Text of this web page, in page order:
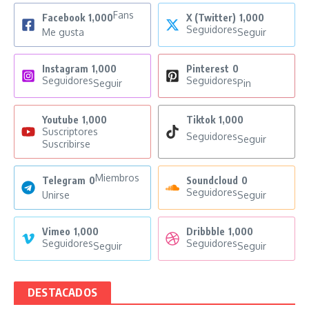
Facebook 1,000Fans
Me gusta
X (Twitter) 1,000
SeguidoresSeguir
Instagram 1,000
SeguidoresSeguir
Pinterest 0
SeguidoresPin
Youtube 1,000
Suscriptores
Suscribirse
Tiktok 1,000
SeguidoresSeguir
Telegram 0Miembros
Unirse
Soundcloud 0
SeguidoresSeguir
Vimeo 1,000
SeguidoresSeguir
Dribbble 1,000
SeguidoresSeguir
DESTACADOS